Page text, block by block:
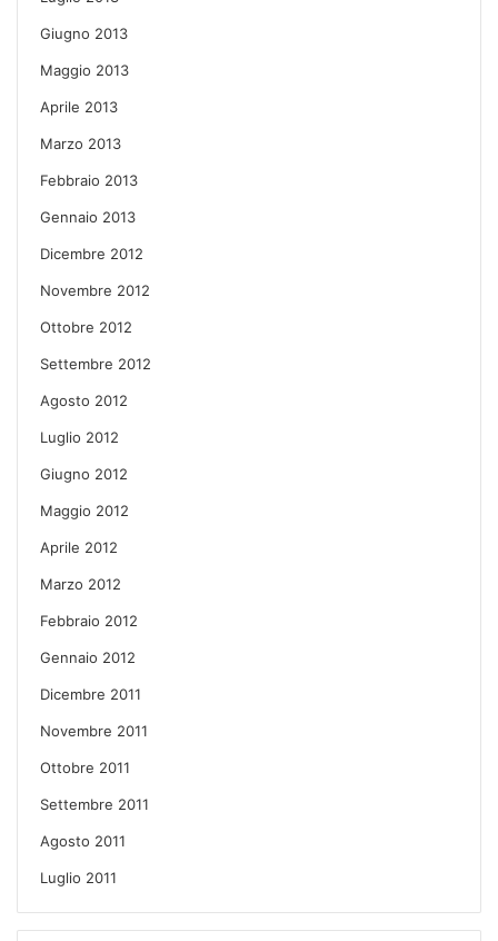
Giugno 2013
Maggio 2013
Aprile 2013
Marzo 2013
Febbraio 2013
Gennaio 2013
Dicembre 2012
Novembre 2012
Ottobre 2012
Settembre 2012
Agosto 2012
Luglio 2012
Giugno 2012
Maggio 2012
Aprile 2012
Marzo 2012
Febbraio 2012
Gennaio 2012
Dicembre 2011
Novembre 2011
Ottobre 2011
Settembre 2011
Agosto 2011
Luglio 2011